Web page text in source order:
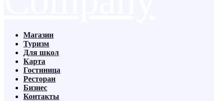
Магазин
Туризм
Для школ
Карта
Гостиница
Ресторан
Бизнес
Контакты